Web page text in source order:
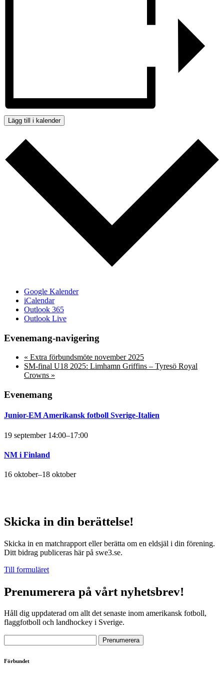
Lägg till i kalender
Google Kalender
iCalendar
Outlook 365
Outlook Live
Evenemang-navigering
« Extra förbundsmöte november 2025
SM-final U18 2025: Limhamn Griffins – Tyresö Royal
Crowns »
Evenemang
Junior-EM Amerikansk fotboll Sverige-Italien
19 september 14:00–17:00
NM i Finland
16 oktober–18 oktober
Skicka in din berättelse!
Skicka in en matchrapport eller berätta om en eldsjäl i din förening.
Ditt bidrag publiceras här på swe3.se.
Till formuläret
Prenumerera på vårt nyhetsbrev!
Håll dig uppdaterad om allt det senaste inom amerikansk fotboll,
flaggfotboll och landhockey i Sverige.
Förbundet